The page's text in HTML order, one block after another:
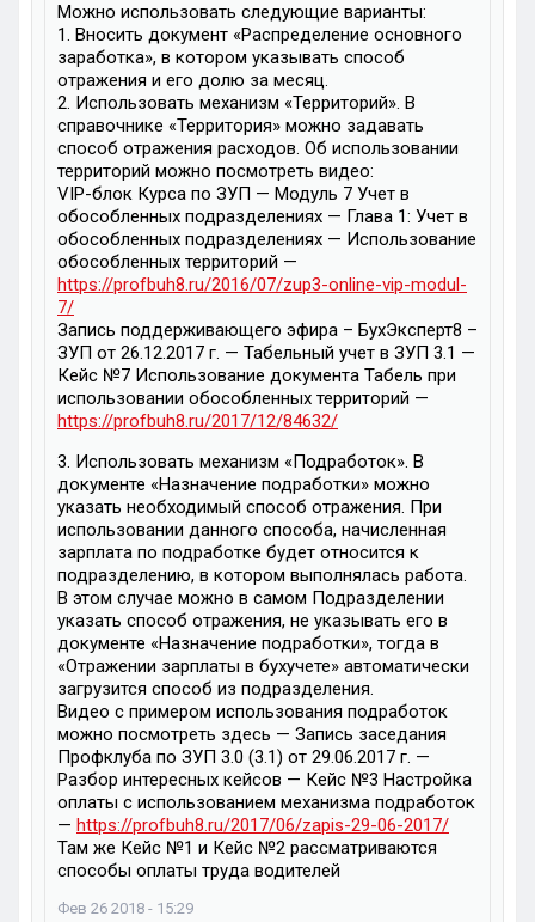
Можно использовать следующие варианты:
1. Вносить документ «Распределение основного
заработка», в котором указывать способ
отражения и его долю за месяц.
2. Использовать механизм «Территорий». В
справочнике «Территория» можно задавать
способ отражения расходов. Об использовании
территорий можно посмотреть видео:
VIP-блок Курса по ЗУП — Модуль 7 Учет в
обособленных подразделениях — Глава 1: Учет в
обособленных подразделениях — Использование
обособленных территорий —
https://profbuh8.ru/2016/07/zup3-online-vip-modul-
7/
Запись поддерживающего эфира – БухЭксперт8 –
ЗУП от 26.12.2017 г. — Табельный учет в ЗУП 3.1 —
Кейс №7 Использование документа Табель при
использовании обособленных территорий —
https://profbuh8.ru/2017/12/84632/
3. Использовать механизм «Подработок». В
документе «Назначение подработки» можно
указать необходимый способ отражения. При
использовании данного способа, начисленная
зарплата по подработке будет относится к
подразделению, в котором выполнялась работа.
В этом случае можно в самом Подразделении
указать способ отражения, не указывать его в
документе «Назначение подработки», тогда в
«Отражении зарплаты в бухучете» автоматически
загрузится способ из подразделения.
Видео с примером использования подработок
можно посмотреть здесь — Запись заседания
Профклуба по ЗУП 3.0 (3.1) от 29.06.2017 г. —
Разбор интересных кейсов — Кейс №3 Настройка
оплаты с использованием механизма подработок
— https://profbuh8.ru/2017/06/zapis-29-06-2017/
Там же Кейс №1 и Кейс №2 рассматриваются
способы оплаты труда водителей
Фев 26 2018 - 15:29